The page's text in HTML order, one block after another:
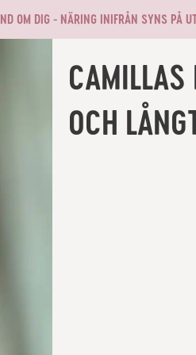
OM DIG - NÄRING INIFRÅN SYNS PÅ
CAMILLAS
OCH